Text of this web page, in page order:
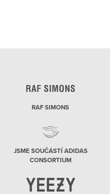
RAF SIMONS
JSME SOUČÁSTÍ ADIDAS
CONSORTIUM